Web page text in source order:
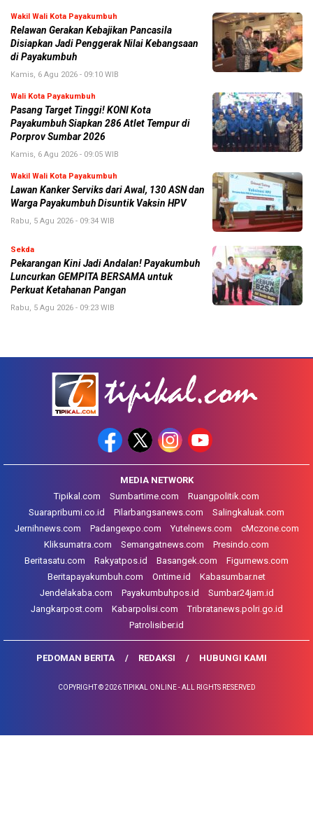
Wakil Wali Kota Payakumbuh
Relawan Gerakan Kebajikan Pancasila
Disiapkan Jadi Penggerak Nilai Kebangsaan
di Payakumbuh
Kamis, 6 Agu 2026 - 09:10 WIB
Wali Kota Payakumbuh
Pasang Target Tinggi! KONI Kota
Payakumbuh Siapkan 286 Atlet Tempur di
Porprov Sumbar 2026
Kamis, 6 Agu 2026 - 09:05 WIB
Wakil Wali Kota Payakumbuh
Lawan Kanker Serviks dari Awal, 130 ASN dan
Warga Payakumbuh Disuntik Vaksin HPV
Rabu, 5 Agu 2026 - 09:34 WIB
Sekda
Pekarangan Kini Jadi Andalan! Payakumbuh
Luncurkan GEMPITA BERSAMA untuk
Perkuat Ketahanan Pangan
Rabu, 5 Agu 2026 - 09:23 WIB
MEDIA NETWORK
Tipikal.com
Sumbartime.com
Ruangpolitik.com
Suarapribumi.co.id
Pilarbangsanews.com
Salingkaluak.com
Jernihnews.com
Padangexpo.com Yutelnews.com
cMczone.com
Kliksumatra.com
Semangatnews.com
Presindo.com
Beritasatu.com
Rakyatpos.id Basangek.com
Figurnews.com
Beritapayakumbuh.com
Ontime.id
Kabasumbar.net
Jendelakaba.com
Payakumbuhpos.id
Sumbar24jam.id
Jangkarpost.com
Kabarpolisi.com
Tribratanews.polri.go.id
Patrolisiber.id
PEDOMAN BERITA REDAKSI HUBUNGI KAMI
COPYRIGHT © 2026 TIPIKAL ONLINE - ALL RIGHTS RESERVED